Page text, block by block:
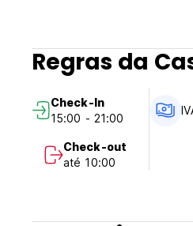
O horário de check-in é a
Os hóspedes podem deixar
às 14h30 para fazer o check-
check-in imediato para você.
É possível fazer o check-in
tardia' na noite do seu dia
informações antes da
Por favor, embale todos os
das 10h.
Regras da
Check-In
15:00 - 21:00
Check-out
até 10:00